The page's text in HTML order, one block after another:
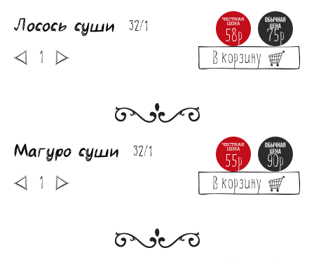
75р
58р
Лосось суши 32/1
В корзину
90р
55р
Магуро суши 32/1
В корзину